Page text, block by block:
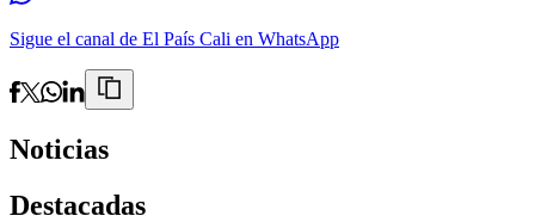
Sigue el canal de El País Cali en WhatsApp
Noticias
Destacadas